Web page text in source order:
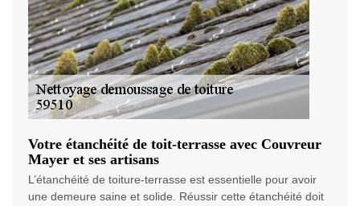
Votre étanchéité de toit-terrasse avec Couvreur
Mayer et ses artisans
L’étanchéité de toiture-terrasse est essentielle pour avoir
une demeure saine et solide. Réussir cette étanchéité doit